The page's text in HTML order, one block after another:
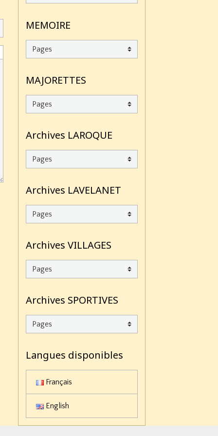
MEMOIRE
MAJORETTES
Archives LAROQUE
Archives LAVELANET
Archives VILLAGES
Archives SPORTIVES
Langues disponibles
Français
English